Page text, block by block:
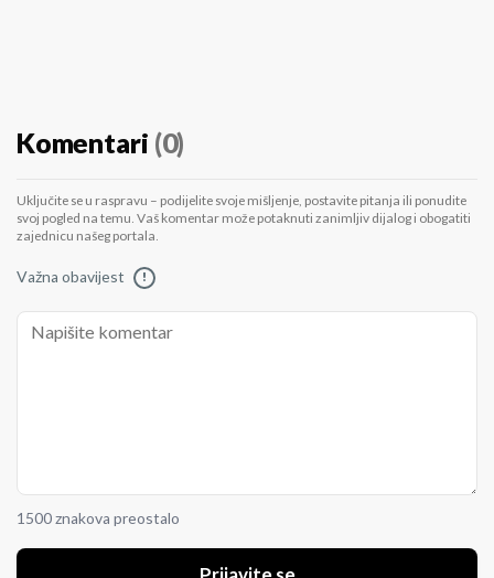
Komentari (0)
Uključite se u raspravu – podijelite svoje mišljenje, postavite pitanja ili ponudite
svoj pogled na temu. Vaš komentar može potaknuti zanimljiv dijalog i obogatiti
zajednicu našeg portala.
Važna obavijest !
1500 znakova preostalo